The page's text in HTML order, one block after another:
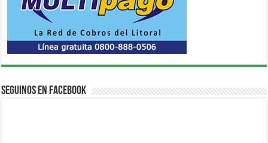
Seguinos en Facebook